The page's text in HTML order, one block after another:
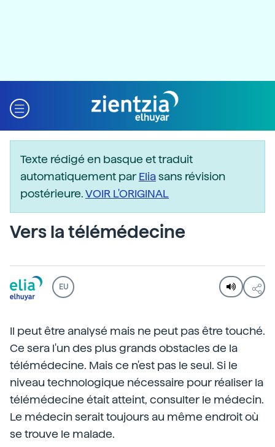
Texte rédigé en basque et traduit
automatiquement parEliasans révision
postérieure.VOIR L'ORIGINAL
Vers la télémédecine
EU
Il peut être analysé mais ne peut pas être touché.
Ce sera l'un des plus grands obstacles de la
télémédecine. Mais ce n'est pas le seul. Si le
niveau technologique nécessaire pour réaliser la
télémédecine était atteint, consulter le médecin.
Le médecin serait toujours au même endroit où
se trouve le malade.